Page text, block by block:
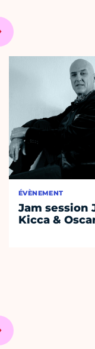
ÉVÈNEMENT
Jam session
Kicca &